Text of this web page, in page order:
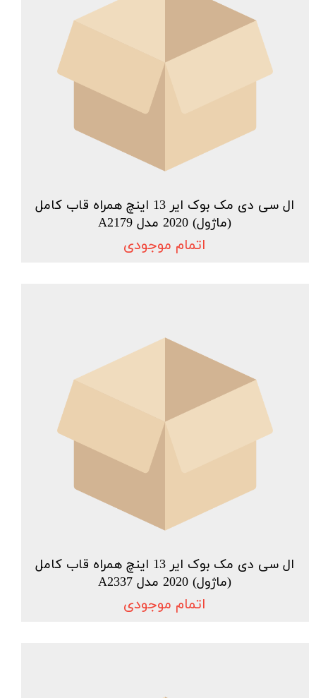
ال سی دی مک بوک ایر 13 اینچ همراه قاب کامل
(ماژول) 2020 مدل A2179
اتمام موجودی
ال سی دی مک بوک ایر 13 اینچ همراه قاب کامل
(ماژول) 2020 مدل A2337
اتمام موجودی